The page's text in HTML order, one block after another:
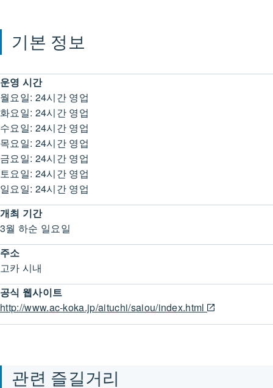
기본 정보
운영 시간
월요일: 24시간 영업
화요일: 24시간 영업
수요일: 24시간 영업
목요일: 24시간 영업
금요일: 24시간 영업
토요일: 24시간 영업
일요일: 24시간 영업
개최 기간
3월 하순 일요일
주소
고카 시내
공식 웹사이트
http://www.ac-koka.jp/aituchi/saiou/index.html
관련 즐길거리